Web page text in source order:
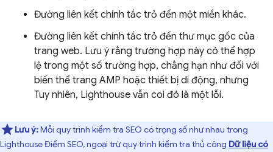
Đường liên kết chính tắc trỏ đến một miền khác.
Đường liên kết chính tắc trỏ đến thư mục gốc của
trang web. Lưu ý rằng trường hợp này có thể hợp
lệ trong một số trường hợp, chẳng hạn như đối với
biến thể trang AMP hoặc thiết bị di động, nhưng
Tuy nhiên, Lighthouse vẫn coi đó là một lỗi.
Lưu ý:Mỗi quy trình kiểm tra SEO có trọng số như nhau trong
Lighthouse Điểm SEO, ngoại trừ quy trình kiểm tra thủ công Dữ liệu có